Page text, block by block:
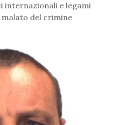
e legami
del crimine